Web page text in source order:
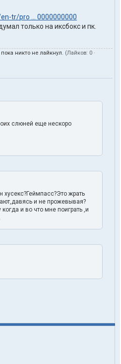
tr/pro ... 0000000000
только на иксбокс и пк.
пока никто не лайкнул. (Лайков: 0 ·
слюней еще нескоро
хусекс?Геймпасс?Это жрать
и не прожевывая?
и во что мне поиграть ,и